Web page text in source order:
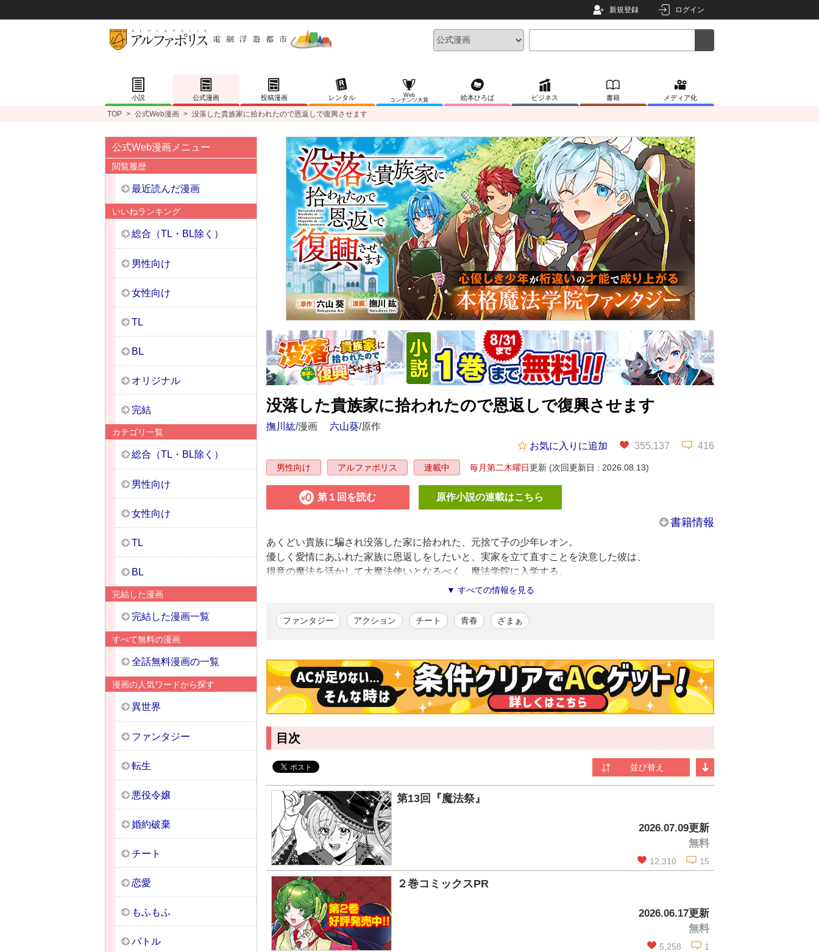
新規登録 ログイン
小説 公式漫画 投稿漫画 レンタル
Web
コンテンツ大賞
絵本ひろば ビジネス 書籍 メディア化
TOP > 公式Web漫画 > 没落した貴族家に拾われたので恩返しで復興させます
没落した貴族家に拾われたので恩返しで復興させます
撫川紘/漫画 六山葵/原作
お気に入りに追加
355,137 416
男性向け アルファポリス 連載中 毎月第二木曜日更新 (次回更新日 : 2026.08.13)
第１回を読む 原作小説の連載はこちら
書籍情報
あくどい貴族に騙され没落した家に拾われた、元捨て子の少年レオン。
優しく愛情にあふれた家族に恩返しをしたいと、実家を立て直すことを決意した彼は、
得意の魔法を活かして大魔法使いとなるべく、魔法学院に入学する。
身分を笠に着た貴族や、何やら裏のありそうな王国の第二王子などクセの強い者達も多く、
学院生活は想像以上の波乱に富んでいて――!?
心優しき少年が、磨き上げた実力で逆転劇を繰り広げる
本格魔法学院ファンタジー小説が待望のコミカライズ!!
撫川紘/漫画
活き活きとした人物描写が持ち味の、成長目覚ましい新進気鋭の漫画家。「没落した貴族家に拾われたので恩返
しで復興させます」のコミカライズで商業デビュー。
六山葵
千葉県出身。2023年6月に「没落した貴族家に拾われたので恩返しで復興させます」で出版デビュー。読書とゲ
ームが好き。アニメや漫画も嗜む。休日はゲームに没頭することが多く、引きこもりがちなためアウトドアな趣
味を模索中。
▼ すべての情報を見る
ファンタジー アクション チート 青春 ざまぁ
目次
第13回『魔法祭』
2026.07.09更新
無料
12,310 15
２巻コミックスPR
2026.06.17更新
無料
5,258 1
公式Web漫画メニュー
閲覧履歴
最近読んだ漫画
いいねランキング
総合（TL・BL除く）
男性向け
女性向け
TL
BL
オリジナル
完結
カテゴリ一覧
総合（TL・BL除く）
男性向け
女性向け
TL
BL
完結した漫画
完結した漫画一覧
すべて無料の漫画
全話無料漫画の一覧
漫画の人気ワードから探す
異世界
ファンタジー
転生
悪役令嬢
婚約破棄
チート
恋愛
もふもふ
バトル